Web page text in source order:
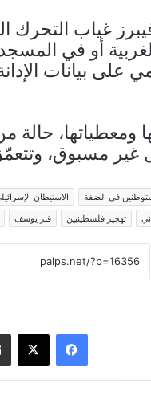
غياب
أو في
على بيانات
ومعطياتها،
غير مسبوق،
في الضفة الاستيطان
تهجير فلسطينيين قبر يوسف
فيسبوك ‫X